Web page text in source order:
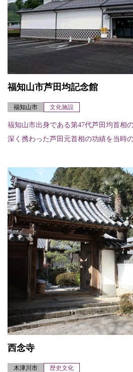
福知山市芦田均記念館
福知山市 文化施設
福知山市出身である第47代芦田均首相
深く携わった芦田元首相の功績を当時
西念寺
木津川市 歴史文化